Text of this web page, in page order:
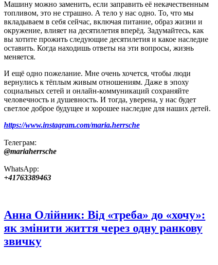
Машину можно заменить, если заправить её некачественным
топливом, это не страшно. А тело у нас одно. То, что мы
вкладываем в себя сейчас, включая питание, образ жизни и
окружение, влияет на десятилетия вперёд. Задумайтесь, как
вы хотите прожить следующие десятилетия и какое наследие
оставить. Когда находишь ответы на эти вопросы, жизнь
меняется.
И ещё одно пожелание. Мне очень хочется, чтобы люди
вернулись к тёплым живым отношениям. Даже в эпоху
социальных сетей и онлайн‑коммуникаций сохраняйте
человечность и душевность. И тогда, уверена, у нас будет
светлое доброе будущее и хорошее наследие для наших детей.
https://www.instagram.com/maria.herrsche
Телеграм:
@mariaherrsche
WhatsApp:
+41763389463
Анна Олійник: Від «треба» до «хочу»:
як змінити життя через одну ранкову
звичку